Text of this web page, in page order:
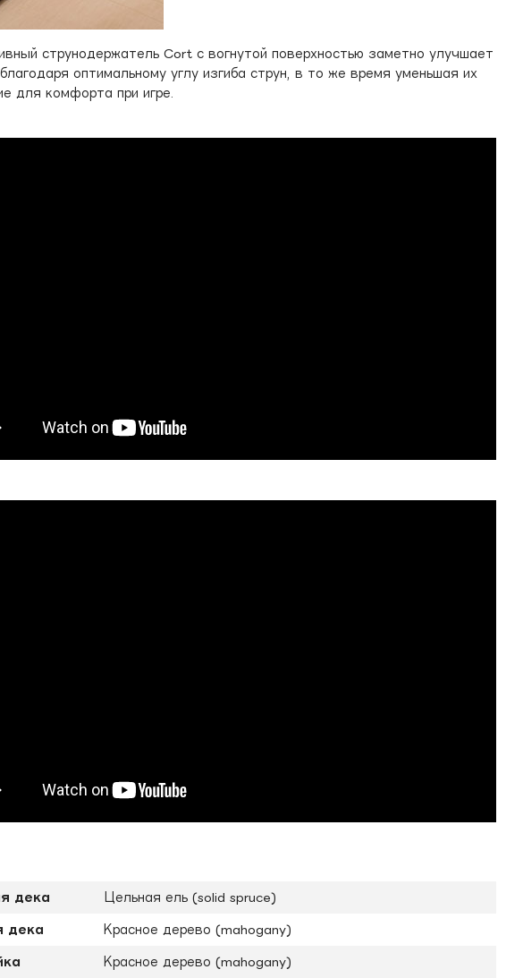
струнодержатель Cort с вогнутой поверхностью заметно улучшает
оптимальному углу изгиба струн, в то же время уменьшая их
для комфорта при игре.
дека Цельная ель (solid spruce)
дека Красное дерево (mahogany)
Красное дерево (mahogany)